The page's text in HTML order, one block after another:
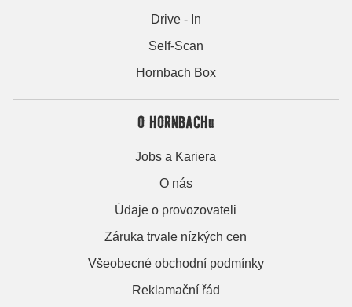
Drive - In
Self-Scan
Hornbach Box
O HORNBACHu
Jobs a Kariera
O nás
Údaje o provozovateli
Záruka trvale nízkých cen
Všeobecné obchodní podmínky
Reklamační řád